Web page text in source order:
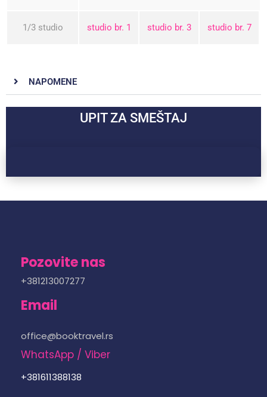
1/3 studio studio br. 1 studio br. 3 studio br. 7
NAPOMENE
UPIT ZA SMEŠTAJ
Pozovite nas
+381213007277
Email
office@booktravel.rs
WhatsApp / Viber
+381611388138